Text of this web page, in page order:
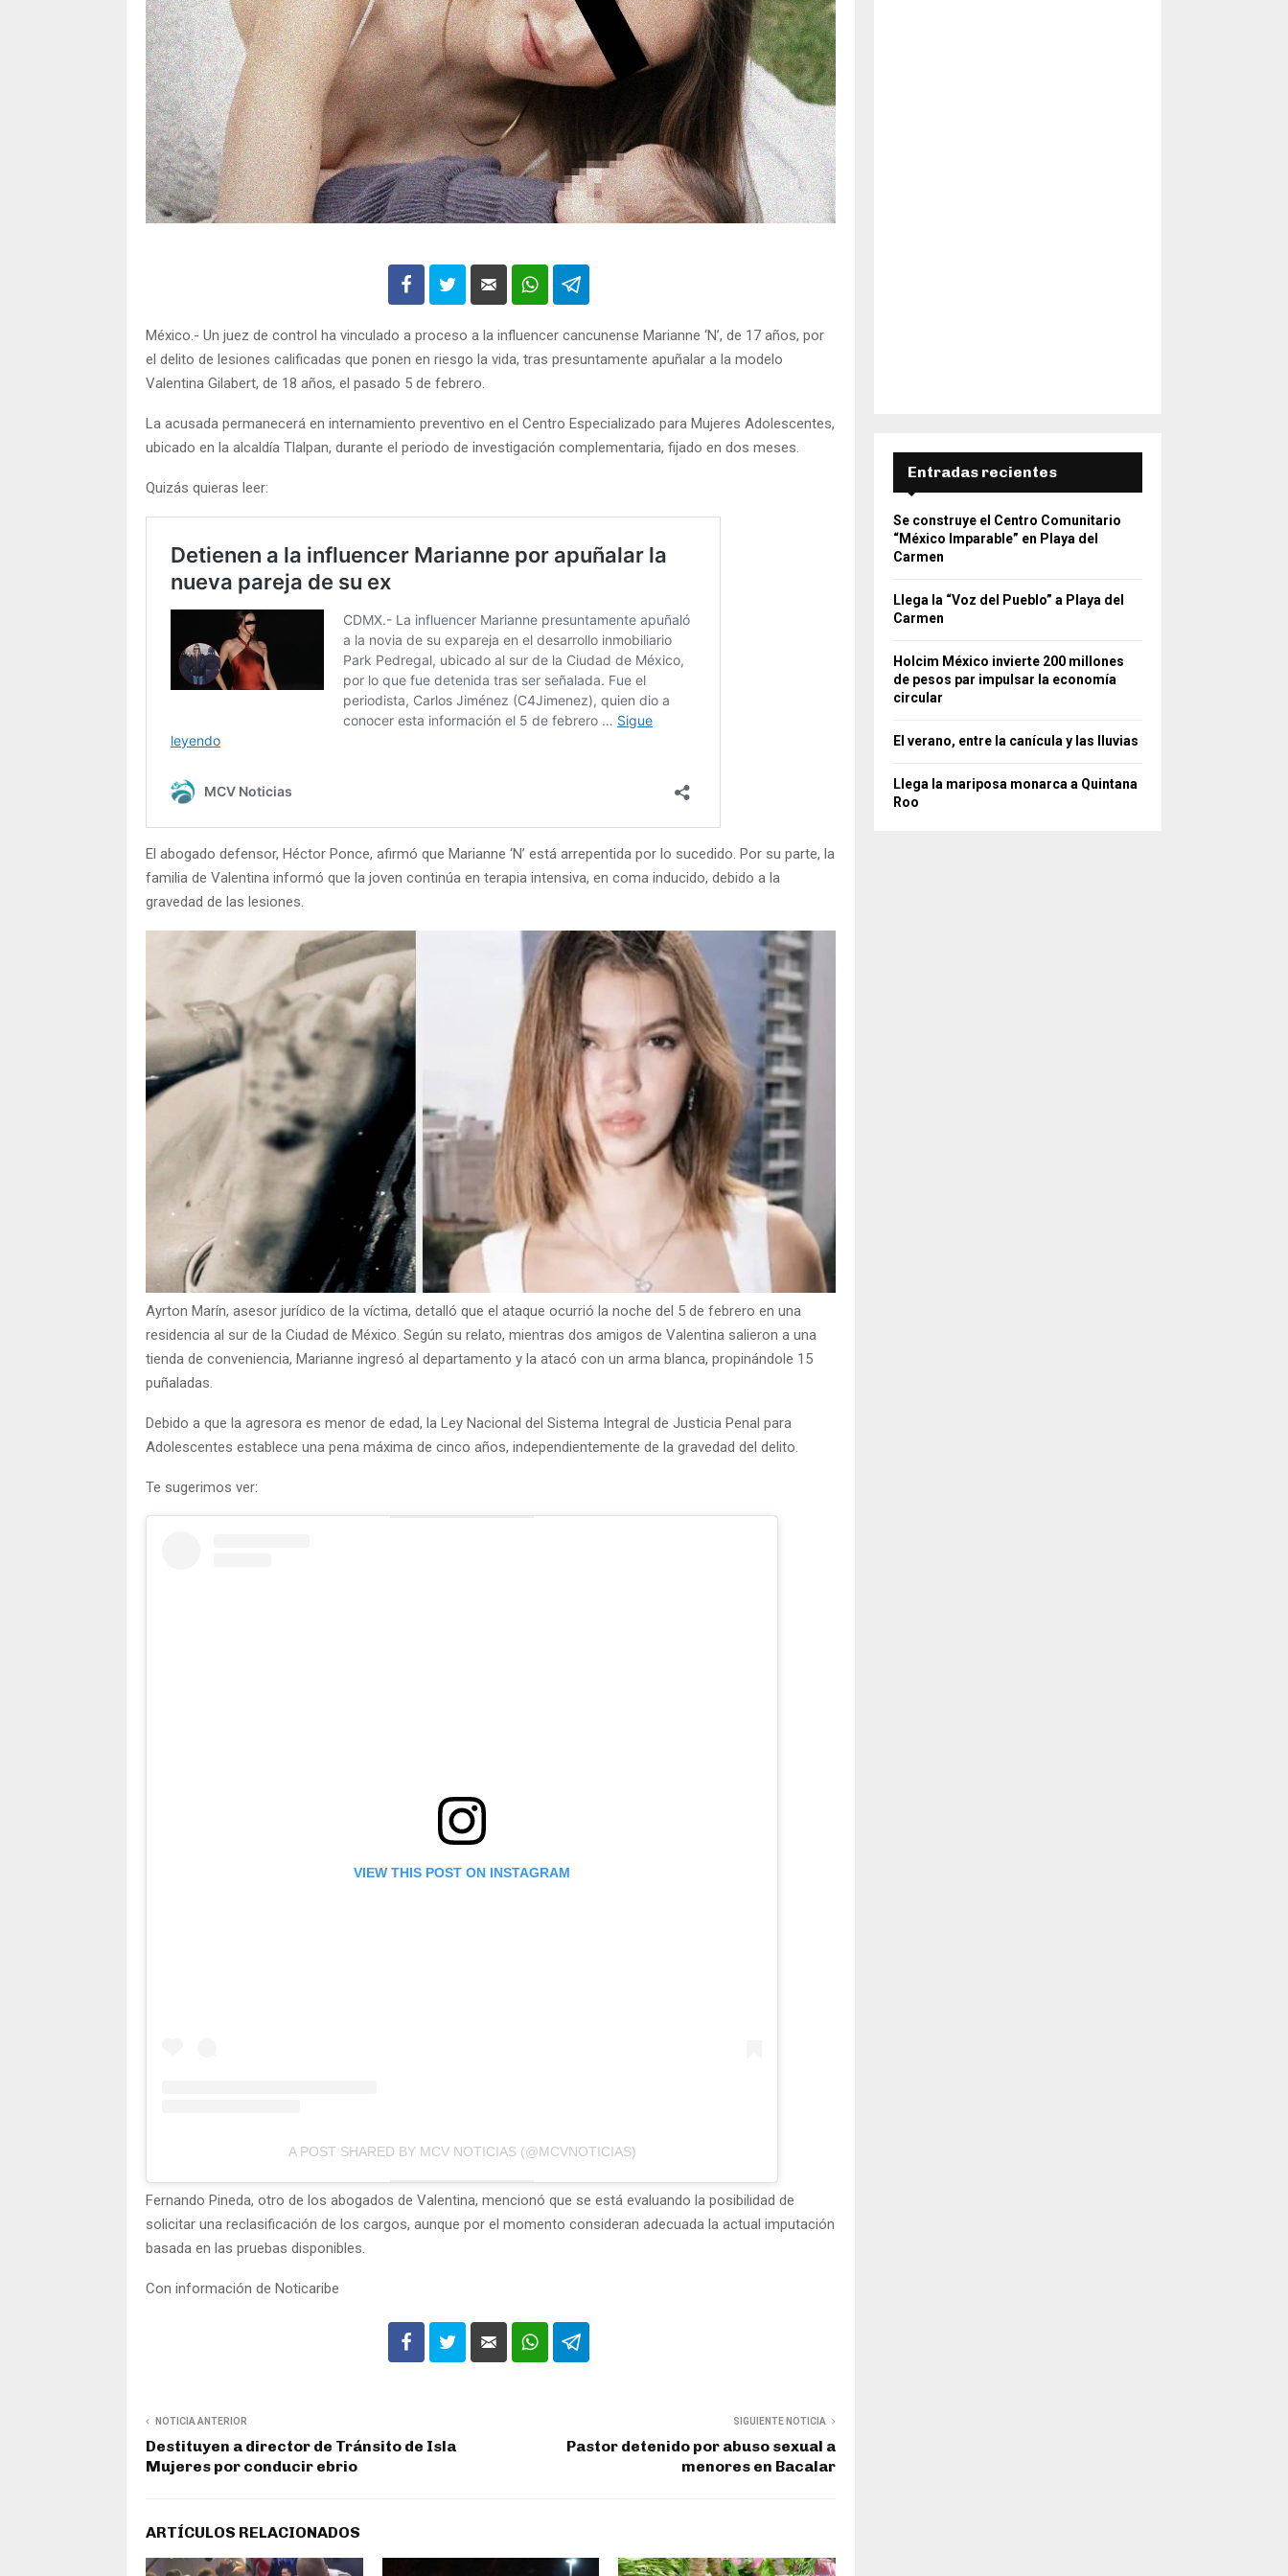
México.- Un juez de control ha vinculado a proceso a la influencer cancunense Marianne ‘N’, de 17 años, por
el delito de lesiones calificadas que ponen en riesgo la vida, tras presuntamente apuñalar a la modelo
Valentina Gilabert, de 18 años, el pasado 5 de febrero.
La acusada permanecerá en internamiento preventivo en el Centro Especializado para Mujeres Adolescentes,
ubicado en la alcaldía Tlalpan, durante el periodo de investigación complementaria, fijado en dos meses.
Quizás quieras leer:
El abogado defensor, Héctor Ponce, afirmó que Marianne ‘N’ está arrepentida por lo sucedido. Por su parte, la
familia de Valentina informó que la joven continúa en terapia intensiva, en coma inducido, debido a la
gravedad de las lesiones.
Ayrton Marín, asesor jurídico de la víctima, detalló que el ataque ocurrió la noche del 5 de febrero en una
residencia al sur de la Ciudad de México. Según su relato, mientras dos amigos de Valentina salieron a una
tienda de conveniencia, Marianne ingresó al departamento y la atacó con un arma blanca, propinándole 15
puñaladas.
Debido a que la agresora es menor de edad, la Ley Nacional del Sistema Integral de Justicia Penal para
Adolescentes establece una pena máxima de cinco años, independientemente de la gravedad del delito.
Te sugerimos ver:
VIEW THIS POST ON INSTAGRAM
A POST SHARED BY MCV NOTICIAS (@MCVNOTICIAS)
Fernando Pineda, otro de los abogados de Valentina, mencionó que se está evaluando la posibilidad de
solicitar una reclasificación de los cargos, aunque por el momento consideran adecuada la actual imputación
basada en las pruebas disponibles.
Con información de Noticaribe
NOTICIA ANTERIOR
Destituyen a director de Tránsito de Isla
Mujeres por conducir ebrio
SIGUIENTE NOTICIA
Pastor detenido por abuso sexual a
menores en Bacalar
ARTÍCULOS RELACIONADOS
Entradas recientes
Se construye el Centro Comunitario
“México Imparable” en Playa del
Carmen
Llega la “Voz del Pueblo” a Playa del
Carmen
Holcim México invierte 200 millones
de pesos par impulsar la economía
circular
El verano, entre la canícula y las lluvias
Llega la mariposa monarca a Quintana
Roo